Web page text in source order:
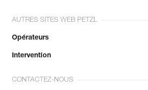
AUTRES SITES WEB PETZL
Opérateurs
Intervention
CONTACTEZ-NOUS